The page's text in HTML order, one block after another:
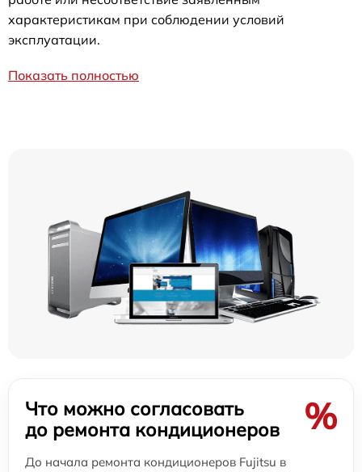
характеристикам при соблюдении условий
эксплуатации.
Показать полностью
Что можно согласовать
до ремонта кондиционеров
%
До начала ремонта кондиционеров Fujitsu в